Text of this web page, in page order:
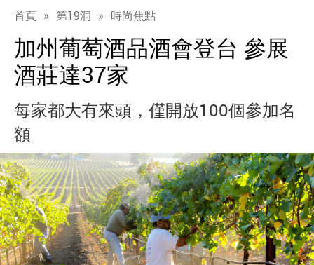
首頁 » 第19洞 » 時尚焦點
加州葡萄酒品酒會登台 參展
酒莊達37家
每家都大有來頭，僅開放100個參加名
額